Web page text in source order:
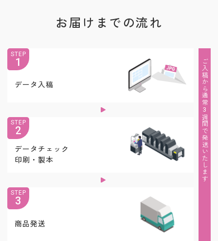
お届けまでの流れ
STEP
1
データ入稿
STEP
2
データチェック
印刷・製本
STEP
3
商品発送
ご入稿から通常3週間で発送いたします